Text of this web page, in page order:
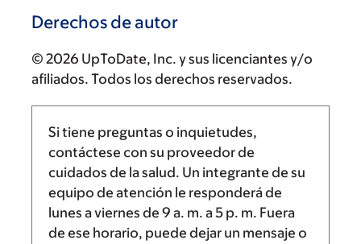
Derechos de autor
© 2026 UpToDate, Inc. y sus licenciantes y/o
afiliados. Todos los derechos reservados.
Si tiene preguntas o inquietudes,
contáctese con su proveedor de
cuidados de la salud. Un integrante de su
equipo de atención le responderá de
lunes a viernes de 9 a. m. a5 p. m. Fuera
de ese horario, puede dejar un mensaje o